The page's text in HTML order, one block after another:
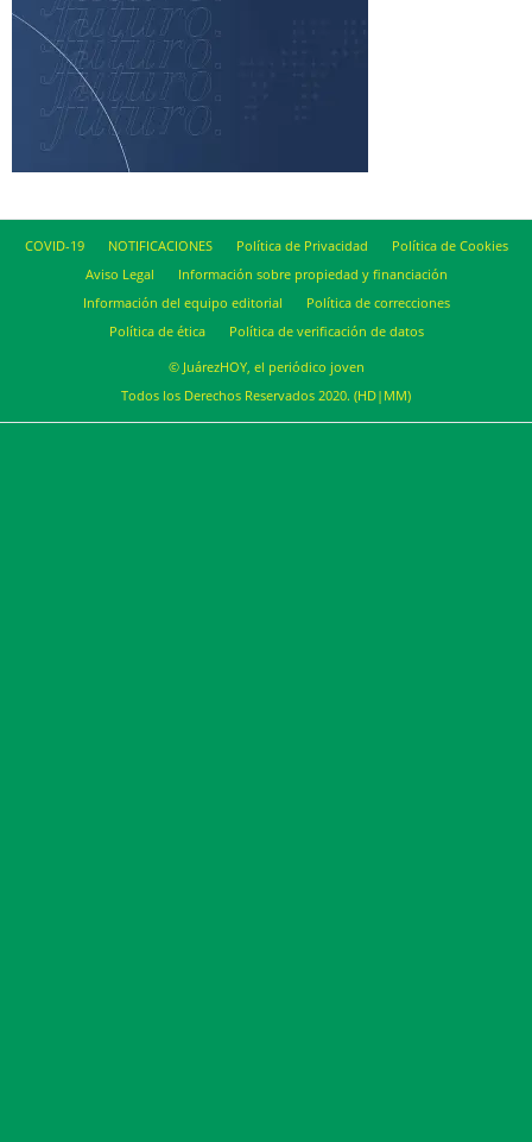
COVID-19 NOTIFICACIONES Política de Privacidad
Política de Cookies
Aviso Legal
Información sobre propiedad y financiación
Información del equipo editorial
Política de correcciones
Política de ética
Política de verificación de datos
© JuárezHOY, el periódico joven
Todos los Derechos Reservados 2020. (HD|MM)